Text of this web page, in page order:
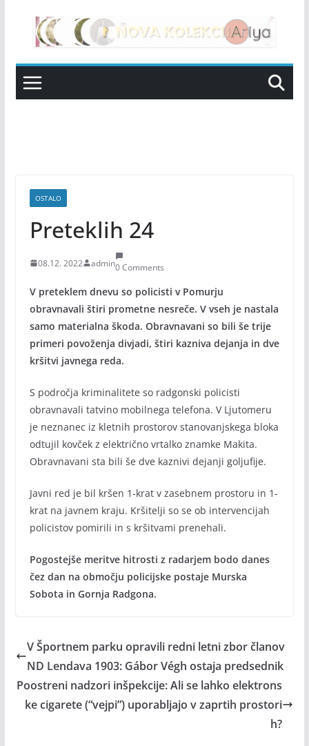
content
OSTALO
Preteklih 24
08.12. 2022 admin0 Comments
V preteklem dnevu so policisti v Pomurju
obravnavali štiri prometne nesreče. V vseh je nastala
samo materialna škoda. Obravnavani so bili še trije
primeri povoženja divjadi, štiri kazniva dejanja in dve
kršitvi javnega reda.
S področja kriminalitete so radgonski policisti
obravnavali tatvino mobilnega telefona. V Ljutomeru
je neznanec iz kletnih prostorov stanovanjskega bloka
odtujil kovček z električno vrtalko znamke Makita.
Obravnavani sta bili še dve kaznivi dejanji goljufije.
Javni red je bil kršen 1-krat v zasebnem prostoru in 1-
krat na javnem kraju. Kršitelji so se ob intervencijah
policistov pomirili in s kršitvami prenehali.
Pogostejše meritve hitrosti z radarjem bodo danes
čez dan na območju policijske postaje Murska
Sobota in Gornja Radgona.
V Športnem parku opravili redni letni zbor članov
ND Lendava 1903: Gábor Végh ostaja predsednik
Poostreni nadzori inšpekcije: Ali se lahko elektrons
ke cigarete (“vejpi”) uporabljajo v zaprtih prostori
h?